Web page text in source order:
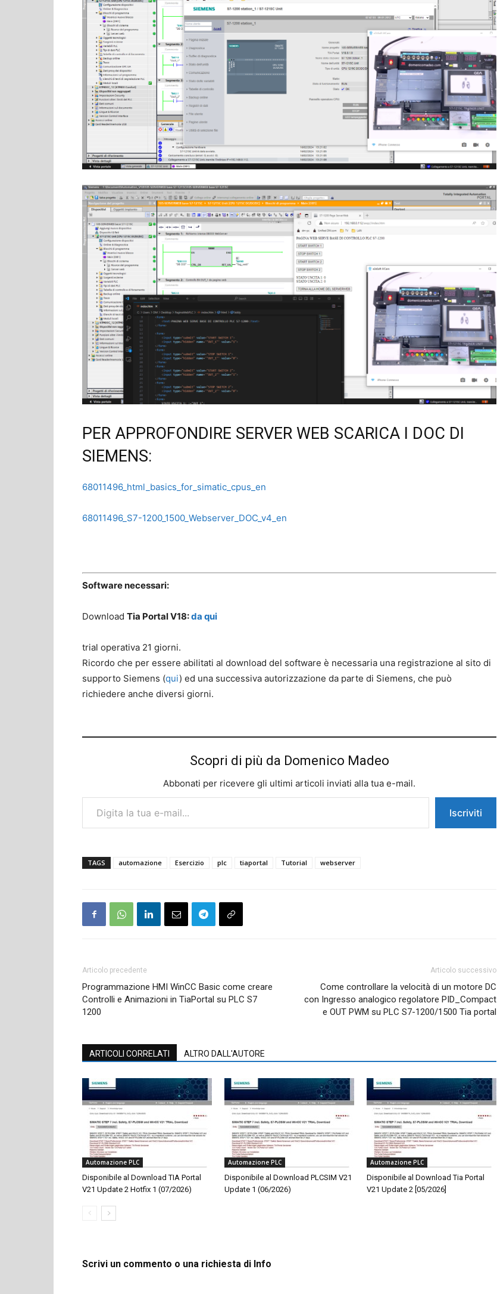
PER APPROFONDIRE SERVER WEB SCARICA I DOC DI
SIEMENS:
68011496_html_basics_for_simatic_cpus_en
68011496_S7-1200_1500_Webserver_DOC_v4_en
Software necessari:
Download Tia Portal V18:da qui
trial operativa 21 giorni.
Ricordo che per essere abilitati al download del software è necessaria una registrazione al sito di
supporto Siemens (qui) ed una successiva autorizzazione da parte di Siemens, che può
richiedere anche diversi giorni.
Scopri di più da Domenico Madeo
Abbonati per ricevere gli ultimi articoli inviati alla tua e-mail.
Digita la tua e-mail...
Iscriviti
TAGS automazione Esercizio plc tiaportal Tutorial webserver
Articolo precedente
Programmazione HMI WinCC Basic come creare
Controlli e Animazioni in TiaPortal su PLC S7
1200
Articolo successivo
Come controllare la velocità di un motore DC
con Ingresso analogico regolatore PID_Compact
e OUT PWM su PLC S7-1200/1500 Tia portal
ARTICOLI CORRELATI ALTRO DALL'AUTORE
Automazione PLC
Disponibile al Download TIA Portal
V21 Update 2 Hotfix 1 (07/2026)
Automazione PLC
Disponibile al Download PLCSIM V21
Update 1 (06/2026)
Automazione PLC
Disponibile al Download Tia Portal
V21 Update 2 [05/2026]
Scrivi un commento o una richiesta di Info